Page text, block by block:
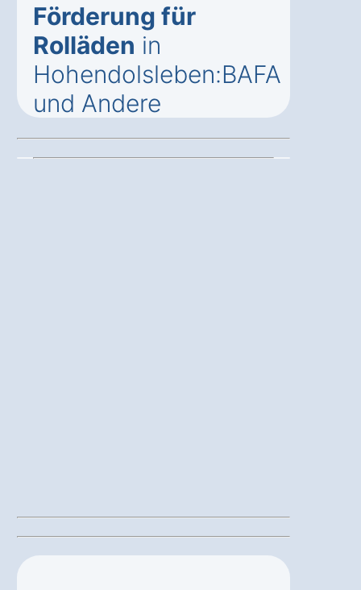
Förderung für
Rolläden in
Hohendolsleben:BAFA
und Andere